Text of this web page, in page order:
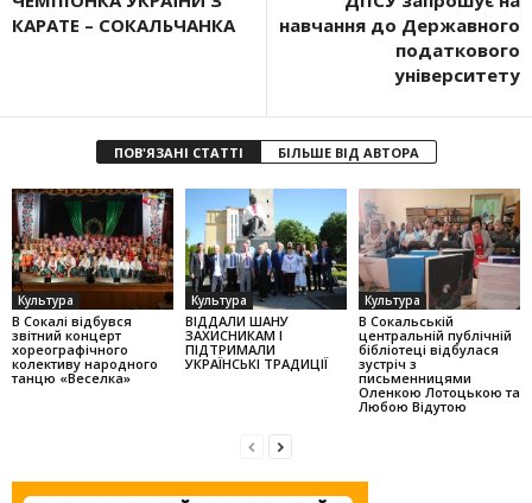
КАРАТЕ – СОКАЛЬЧАНКА
навчання до Державного
податкового
університету
ПОВ'ЯЗАНІ СТАТТІ БІЛЬШЕ ВІД АВТОРА
Культура
В Сокалі відбувся
звітний концерт
хореографічного
колек­тиву народного
танцю «Веселка»
Культура
ВІДДАЛИ ШАНУ
ЗАХИСНИКАМ І
ПІДТРИМАЛИ
УКРАЇНСЬКІ ТРАДИЦІЇ
Культура
В Сокальській
центральній публічній
бібліотеці відбулася
зустріч з
письменницями
Оленкою Ло­тоцькою та
Любою Відутою